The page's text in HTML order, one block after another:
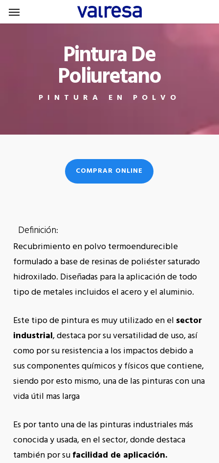
Skip
to
Menu
Pintura De
Poliuretano
PINTURA EN POLVO
COMPRAR ONLINE
Definición:
Recubrimiento en polvo termoendurecible
formulado a base de resinas de poliéster saturado
hidroxilado. Diseñadas para la aplicación de todo
tipo de metales incluidos el acero y el aluminio.
Este tipo de pintura es muy utilizado en el sector
industrial, destaca por su versatilidad de uso, así
como por su resistencia a los impactos debido a
sus componentes químicos y físicos que contiene,
siendo por esto mismo, una de las pinturas con una
vida útil mas larga
Es por tanto una de las pinturas industriales más
conocida y usada, en el sector, donde destaca
también por sufacilidad de aplicación.
Menu